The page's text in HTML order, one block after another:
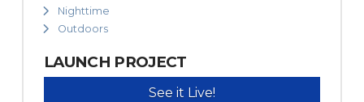
Nighttime
Outdoors
LAUNCH PROJECT
See it Live!